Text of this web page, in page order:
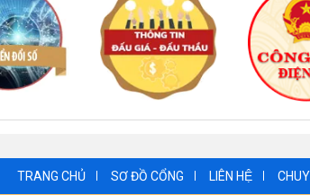
TRANG CHỦ SƠ ĐỒ CỔNG LIÊN HỆ